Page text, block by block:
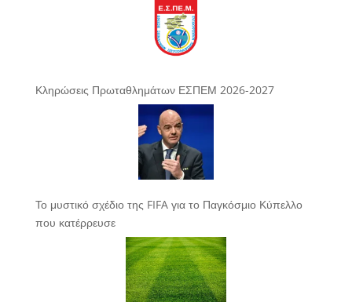
Κληρώσεις Πρωταθλημάτων ΕΣΠΕΜ 2026-2027
Το μυστικό σχέδιο της FIFA για το Παγκόσμιο Κύπελλο
που κατέρρευσε